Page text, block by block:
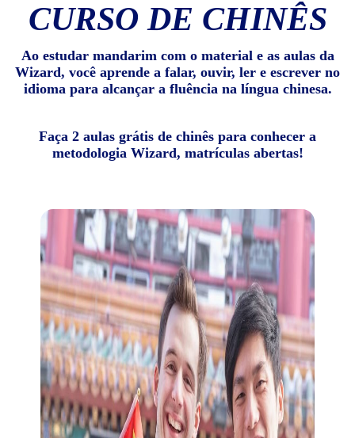
CURSO DE CHINÊS
Ao estudar mandarim com o material e as aulas da
Wizard, você aprende a falar, ouvir, ler e escrever no
idioma para alcançar a fluência na língua chinesa.
Faça 2 aulas grátis de chinês para conhecer a
metodologia Wizard, matrículas abertas!